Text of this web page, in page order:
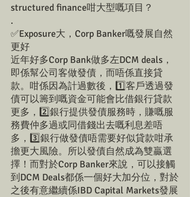
structured finance咁大型嘅項目？
.
✅Exposure大，Corp Banker嘅發展自然
更好
近年好多Corp Bank做多左DCM deals，
即係幫公司客做發債，而唔係直接貸
款。咁係因為計過數後，1️⃣客戶透過發
債可以籌到嘅資金可能會比借銀行貸款
更多，2️⃣銀行提供發債服務時，賺嘅服
務費仲多過或同借錢出去嘅利息差唔
多，3️⃣銀行做發債唔需要好似貸款咁承
擔更大風險。所以發債自然成為雙贏選
擇！而對於Corp Banker來說，可以接觸
到DCM Deals都係一個好大加分位，對於
之後有意繼續係IBD Capital Markets發展